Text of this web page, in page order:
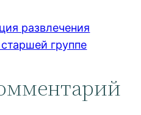
развлечения
группе